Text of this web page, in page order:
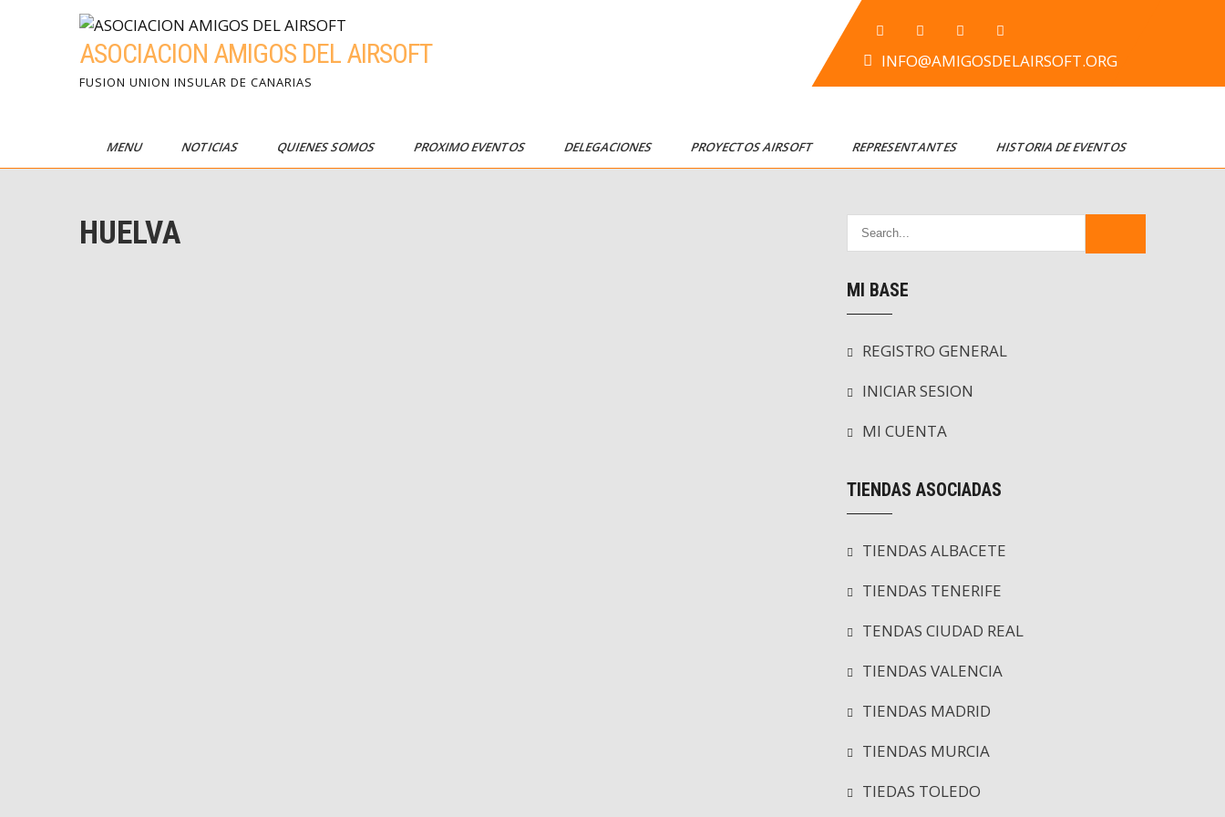
ASOCIACION AMIGOS DEL AIRSOFT
FUSION UNION INSULAR DE CANARIAS
INFO@AMIGOSDELAIRSOFT.ORG
MENU NOTICIAS QUIENES SOMOS PROXIMO EVENTOS DELEGACIONES PROYECTOS AIRSOFT REPRESENTANTES HISTORIA DE EVENTOS
HUELVA
MI BASE
REGISTRO GENERAL
INICIAR SESION
MI CUENTA
TIENDAS ASOCIADAS
TIENDAS ALBACETE
TIENDAS TENERIFE
TENDAS CIUDAD REAL
TIENDAS VALENCIA
TIENDAS MADRID
TIENDAS MURCIA
TIEDAS TOLEDO